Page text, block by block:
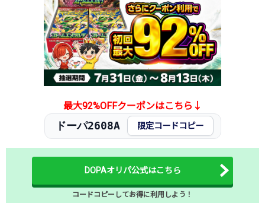
2025.12.5
100,000円 238,000円
225,000円
2025.11.25
100,000円 238,000円
215,000円
2025.11.15
100,000円 238,000円
250,000円
2025.11.5
100,000円 238,000円
255,000円
2025.10.25
100,000円 238,000円
255,000円
発売日初動
25,000円 34,800円
最大92%OFFクーポンはこちら↓
ドーパ2608A 限定コードコピー
DOPAオリパ公式はこちら
コードコピーしてお得に利用しよう！